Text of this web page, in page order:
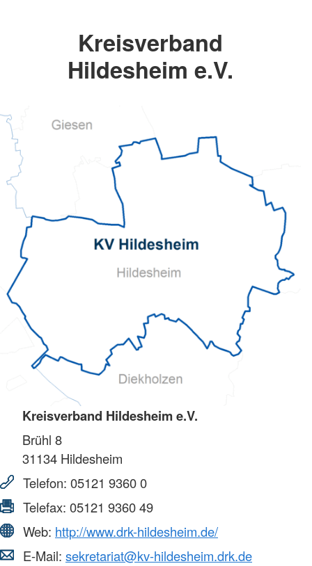
Kreisverband
Hildesheim e.V.
Kreisverband Hildesheim e.V.
Brühl 8
31134 Hildesheim
Telefon: 05121 9360 0
Telefax: 05121 9360 49
Web: http://www.drk-hildesheim.de/
E-Mail: sekretariat@kv-hildesheim.drk.de